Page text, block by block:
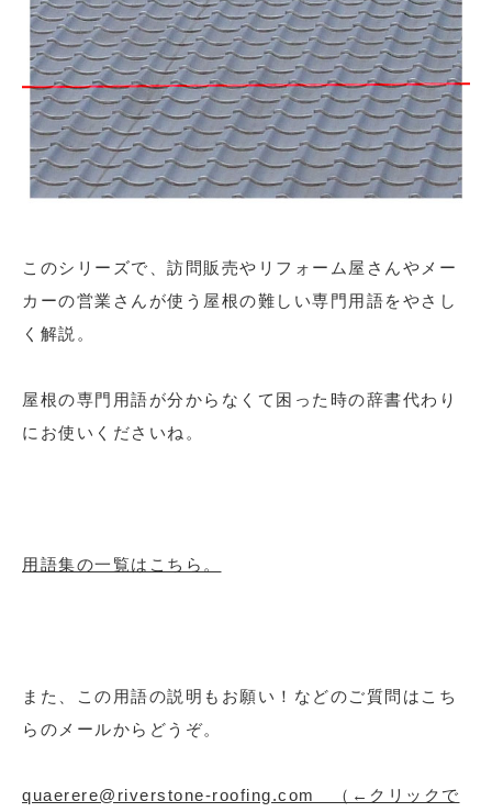
このシリーズで、訪問販売やリフォーム屋さんやメー
カーの営業さんが使う屋根の難しい専門用語をやさし
く解説。
屋根の専門用語が分からなくて困った時の辞書代わり
にお使いくださいね。
用語集の一覧はこちら。
また、この用語の説明もお願い！などのご質問はこち
らのメールからどうぞ。
quaerere@riverstone-roofing.com （←クリックで